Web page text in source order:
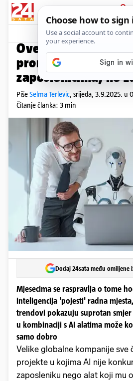
PRIJAVA
Native sadržaj
DOBRI PRIMJERI
Ove su kompanije u
pronašle saveznike
zaposlenicima, ne
PišeSelma Terlevic, srijeda, 3.9.2025. u
Čitanje članka: 3 min
Dodaj 24sata među omiljene
Mjesecima se raspravlja o tome
inteligencija 'pojesti' radna
trendovi pokazuju suprotan
u kombinaciji s AI alatima može
samo dobro
Velike globalne kompanije sve
projekte u kojima AI nije
zaposleniku nego alat koji mu